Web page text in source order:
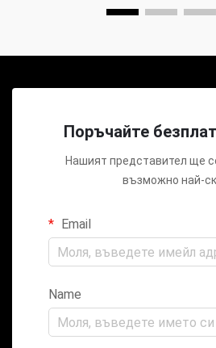
Поръчайте
Нашият представител ще
възможно най-
Email
Name